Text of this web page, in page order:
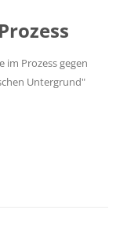
im Prozess gegen
Untergrund"